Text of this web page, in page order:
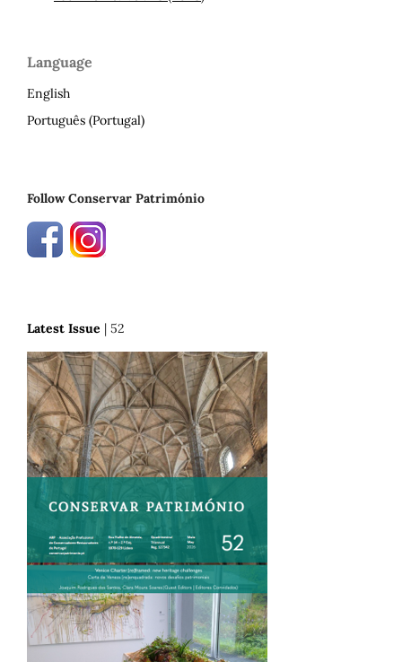
Language
English
Português (Portugal)
Follow Conservar Património
Latest Issue | 52